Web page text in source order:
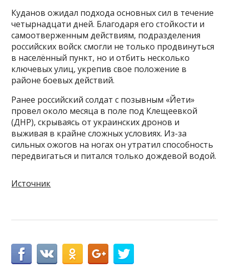
Куданов ожидал подхода основных сил в течение
четырнадцати дней. Благодаря его стойкости и
самоотверженным действиям, подразделения
российских войск смогли не только продвинуться
в населённый пункт, но и отбить несколько
ключевых улиц, укрепив свое положение в
районе боевых действий.
Ранее российский солдат с позывным «Йети»
провел около месяца в поле под Клещеевкой
(ДНР), скрываясь от украинских дронов и
выживая в крайне сложных условиях. Из-за
сильных ожогов на ногах он утратил способность
передвигаться и питался только дождевой водой.
Источник